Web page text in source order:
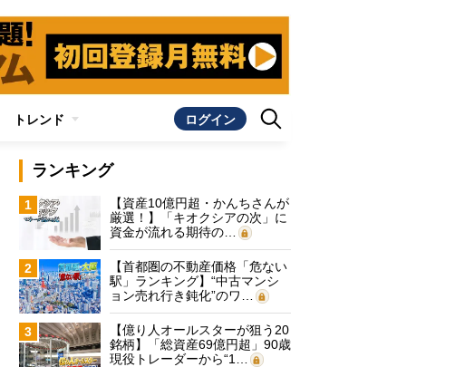
トレンド ログイン
ランキング
1
【資産10億円超・かんちさんが
厳選！】「キオクシアの次」に
資金が流れる期待の…
2
【首都圏の不動産価格「危ない
駅」ランキング】“中古マンシ
ョン売れ行き鈍化”のワ…
3
【億り人オールスターが狙う20
銘柄】「総資産69億円超」90歳
現役トレーダーから“1…